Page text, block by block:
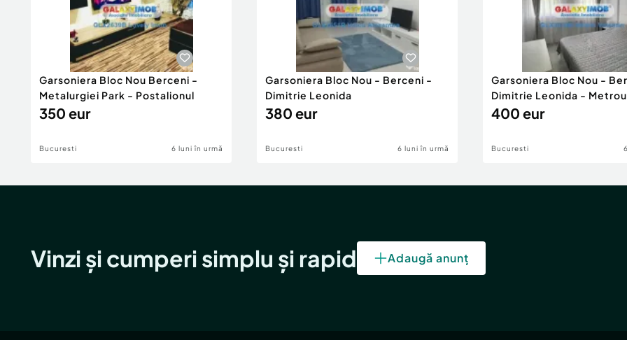
Garsoniera Bloc Nou Berceni -
Metalurgiei Park - Postalionul
350 eur
Bucuresti 6 luni în urmă
Garsoniera Bloc Nou - Berceni -
Dimitrie Leonida
380 eur
Bucuresti 6 luni în urmă
Garsoniera Bloc Nou -
Dimitrie Leonida -
400 eur
Bucuresti
Vinzi și cumperi simplu și rapid Adaugă anunț